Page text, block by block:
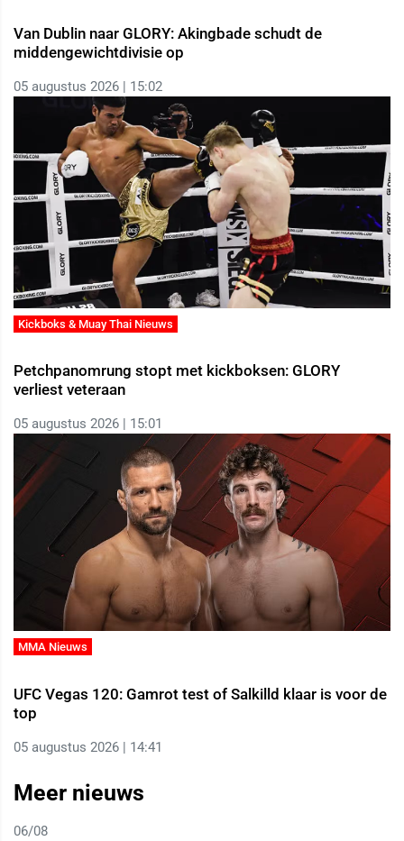
Van Dublin naar GLORY: Akingbade schudt de
middengewichtdivisie op
05 augustus 2026 | 15:02
Kickboks & Muay Thai Nieuws
Petchpanomrung stopt met kickboksen: GLORY
verliest veteraan
05 augustus 2026 | 15:01
MMA Nieuws
UFC Vegas 120: Gamrot test of Salkilld klaar is voor de
top
05 augustus 2026 | 14:41
Meer nieuws
06/08